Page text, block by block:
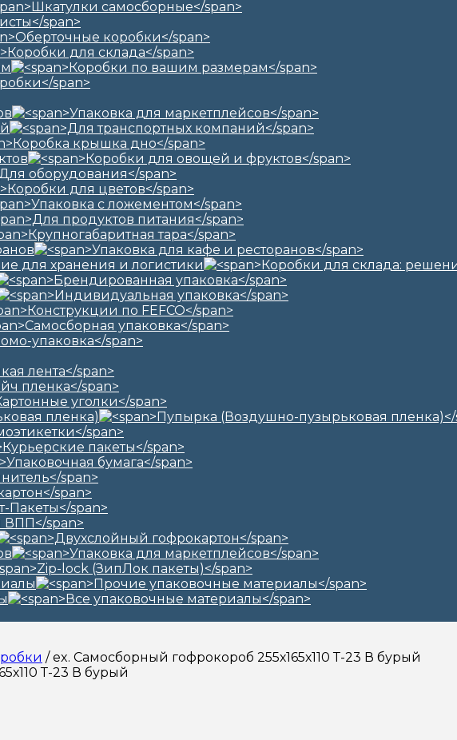
для хранения и логистики
пленка)
/ ex. Самосборный гофрокороб 255х165х110 Т-23 В бурый